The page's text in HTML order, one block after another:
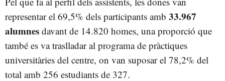
representar el 69,5% dels participants amb 33.967
alumnes davant de 14.820 homes, una proporció que
també es va traslladar al programa de pràctiques
universitàries del centre, on van suposar el 78,2% del
total amb 256 estudiants de 327.